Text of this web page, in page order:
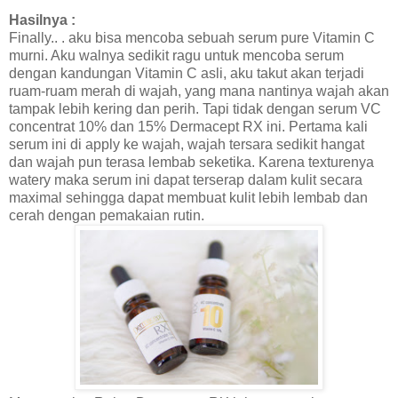
Hasilnya :
Finally.. . aku bisa mencoba sebuah serum pure Vitamin C
murni. Aku walnya sedikit ragu untuk mencoba serum
dengan kandungan Vitamin C asli, aku takut akan terjadi
ruam-ruam merah di wajah, yang mana nantinya wajah akan
tampak lebih kering dan perih. Tapi tidak dengan serum VC
concentrat 10% dan 15% Dermacept RX ini. Pertama kali
serum ini di apply ke wajah, wajah tersara sedikit hangat
dan wajah pun terasa lembab seketika. Karena texturenya
watery maka serum ini dapat terserap dalam kulit secara
maximal sehingga dapat membuat kulit lebih lembab dan
cerah dengan pemakaian rutin.